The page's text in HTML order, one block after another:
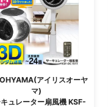
アイリスオーヤ
マ)
ュレーター扇風機 KSF-